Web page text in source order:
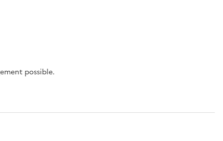
possible.